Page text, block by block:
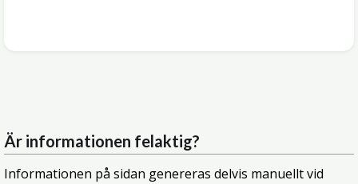
Är informationen felaktig?
Informationen på sidan genereras delvis manuellt vid